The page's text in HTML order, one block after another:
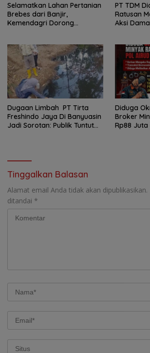
Selamatkan Lahan Pertanian
Brebes dari Banjir,
Kemendagri Dorong
PT TDM
Ratusan
Aksi
Dugaan Limbah PT Tirta
Freshindo Jaya Di Banyuasin
Jadi Sorotan: Publik Tuntut
Diduga
Broker
Rp88 Juta
Tinggalkan Balasan
Alamat email Anda tidak akan dipublikasikan.
ditandai *